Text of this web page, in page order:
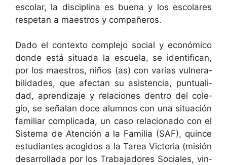
esco­lar, la dis­ci­plina es bue­na y los esco­lares
respetan a mae­stros y compañeros.
Dado el con­tex­to com­ple­jo social y económi­co
donde está situ­a­da la escuela, se iden­ti­f­i­can,
por los mae­stros, niños (as) con varias vul­ner­a­
bil­i­dades, que afectan su asis­ten­cia, pun­tu­al­i­
dad, apren­diza­je y rela­ciones den­tro del cole­
gio, se señalan doce alum­nos con una situación
famil­iar com­pli­ca­da, un caso rela­ciona­do con el
Sis­tema de Aten­ción a la Famil­ia (SAF), quince
estu­di­antes acogi­dos a la Tarea Vic­to­ria (mis­ión
desar­rol­la­da por los Tra­ba­jadores Sociales, vin­